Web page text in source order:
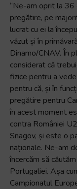
“Ne-am oprit la 36
pregătire, pe
lucrat cu ei la
văzut și în primăvară
Dinamo/CNAV. În
considerat că
fizice pentru a
pentru că, și în
pregătire pentru
în acest moment
contra României
Snagov, și este o
naționale. Ne-am
încercăm să căutăm
Portugaliei. Așa
Campionatul